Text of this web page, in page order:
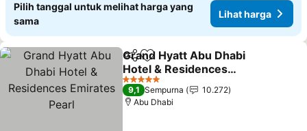
Pilih tanggal untuk melihat harga yang
sama
Lihat harga
BagikanTambahkan ke favorit
Grand Hyatt Abu Dhabi
Hotel & Residences
Emirates Pearl
5 Bintang
9,1 Sempurna
10.272
Abu Dhabi